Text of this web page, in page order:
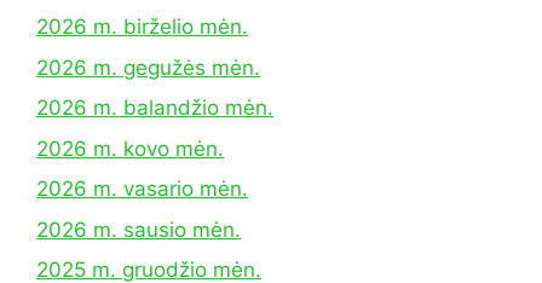
2026 m. birželio mėn.
2026 m. gegužės mėn.
2026 m. balandžio mėn.
2026 m. kovo mėn.
2026 m. vasario mėn.
2026 m. sausio mėn.
2025 m. gruodžio mėn.